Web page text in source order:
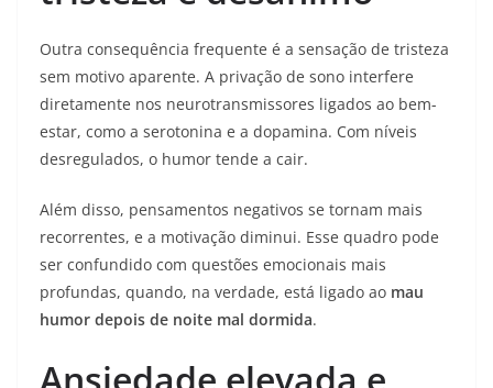
Outra consequência frequente é a sensação de tristeza
sem motivo aparente. A privação de sono interfere
diretamente nos neurotransmissores ligados ao bem-
estar, como a serotonina e a dopamina. Com níveis
desregulados, o humor tende a cair.
Além disso, pensamentos negativos se tornam mais
recorrentes, e a motivação diminui. Esse quadro pode
ser confundido com questões emocionais mais
profundas, quando, na verdade, está ligado ao mau
humor depois de noite mal dormida.